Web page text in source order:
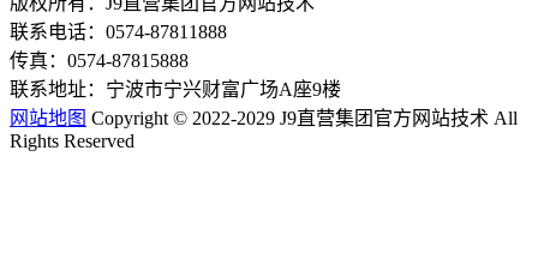
联系电话：0574-87811888
传真：0574-87815888
联系地址：宁波市宁兴财富广场A座9楼
网站地图 Copyright © 2022-2029 J9直营集团官方网站技术 All
Rights Reserved